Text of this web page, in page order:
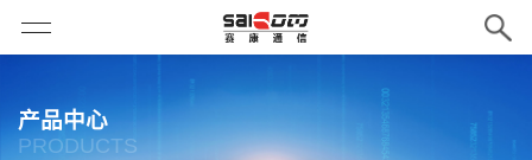
产品中心
PRODUCTS